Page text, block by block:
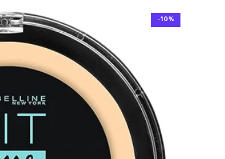
-10%